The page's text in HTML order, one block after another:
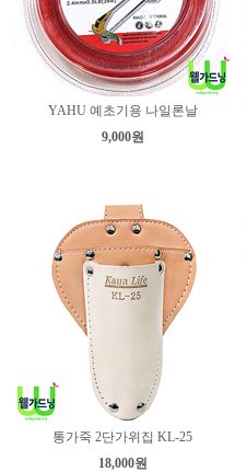
YAHU 예초기용 나일론날
9,000원
통가죽 2단가위집 KL-25
18,000원